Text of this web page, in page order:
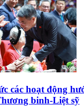
các hoạt động
binh-Liệt sỹ